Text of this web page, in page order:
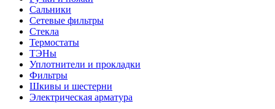
Сальники
Сетевые фильтры
Стекла
Термостаты
ТЭНы
Уплотнители и прокладки
Фильтры
Шкивы и шестерни
Электрическая арматура